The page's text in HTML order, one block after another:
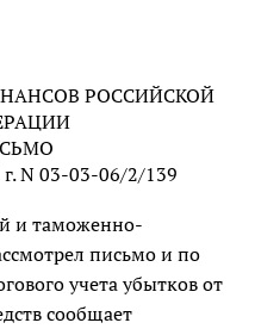
РОССИЙСКОЙ
г. N 03-03-06/2/139
и таможенно-
письмо и по
учета убытков от
сообщает